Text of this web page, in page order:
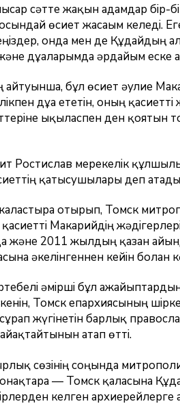
сәтте жақын адамдар бір-
өсиет жасағым келеді.
онда мен де Құдайдың
дұғаларымда әрдайым еске
бұл өсиет әулие
дұға ететін, оның
ықыласпен ден қоятын
Ростислав мерекелік
қатысушылары деп
отырып, Томск
Макарийдің
және 2011 жылдың қазан
әкелінгеннен кейін болған
әмірші бұл
Томск епархиясының
жүгінетін барлық
атап өтті.
сөзінің соңында
— Томск қаласына
келген архиерейлерге